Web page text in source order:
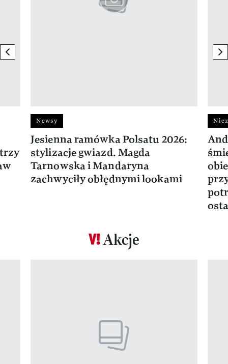
previous element
Newsy
Jesienna ramówka Polsatu 2026:
stylizacje gwiazd. Magda
Tarnowska i Mandaryna
zachwyciły obłędnymi lookami
Akcje